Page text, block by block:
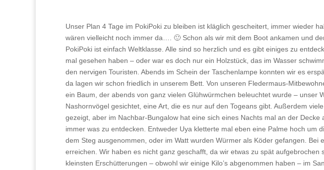
Unser Plan 4 Tage im PokiPoki zu bleiben ist kläglich gescheitert, immer wieder
wären vielleicht noch immer da…. 🙂 Schon als wir mit dem Boot ankamen und
PokiPoki ist einfach Weltklasse. Alle sind so herzlich und es gibt einiges zu
mal gesehen haben – oder war es doch nur ein Holzstück, das im Wasser
den nervigen Touristen. Abends im Schein der Taschenlampe konnten wir es
da lagen wir schon friedlich in unserem Bett. Von unseren Fledermaus-
ein Baum, der abends von ganz vielen Glühwürmchen beleuchtet wurde –
Nashornvögel gesichtet, eine Art, die es nur auf den Togeans gibt. Außerdem
gezeigt, aber im Nachbar-Bungalow hat eine sich eines Nachts mal an der
immer was zu entdecken. Entweder Uya kletterte mal eben eine Palme hoch
dem Steg ausgenommen, oder im Watt wurden Würmer als Köder gefangen.
erreichen. Wir haben es nicht ganz geschafft, da wir etwas zu spät
kleinsten Erschütterungen – obwohl wir einige Kilo’s abgenommen haben – im